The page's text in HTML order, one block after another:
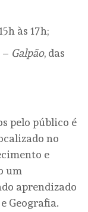
às 17h;
– Galpão, das
pelo público é
no
e
um
aprendizado
Geografia.